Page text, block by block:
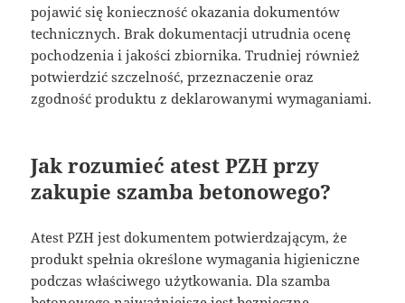
pojawić się konieczność okazania dokumentów
technicznych. Brak dokumentacji utrudnia ocenę
pochodzenia i jakości zbiornika. Trudniej również
potwierdzić szczelność, przeznaczenie oraz
zgodność produktu z deklarowanymi wymaganiami.
Jak rozumieć atest PZH przy
zakupie szamba betonowego?
Atest PZH jest dokumentem potwierdzającym, że
produkt spełnia określone wymagania higieniczne
podczas właściwego użytkowania. Dla szamba